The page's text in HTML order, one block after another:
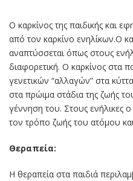
Ο καρκίνος της παιδικής και
από τον καρκίνο ενηλίκων.Ο
αναπτύσσεται όπως στους
διαφορετική. Ο καρκίνος στα
γενετικών “αλλαγών” στα
στα πρώιμα στάδια της ζωής
γέννηση του. Στους ενήλικες
τον τρόπο ζωής του ατόμου
Θεραπεία:
Η θεραπεία στα παιδιά